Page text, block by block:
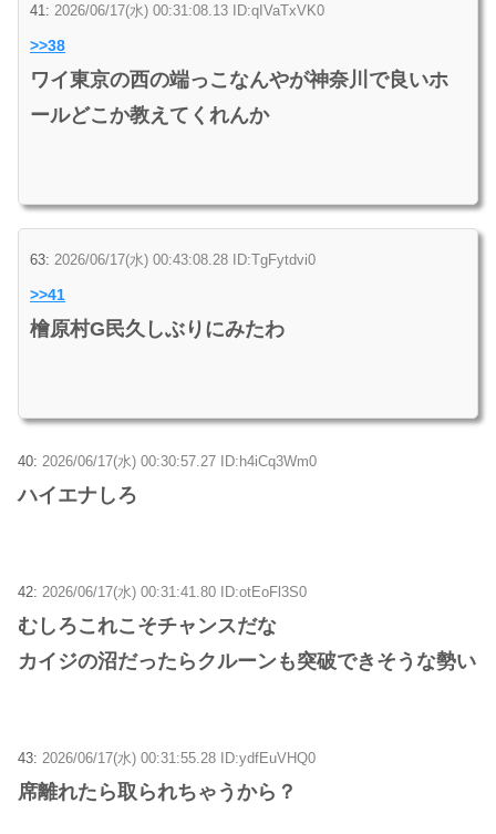
41: 2026/06/17(水) 00:31:08.13 ID:qIVaTxVK0
>>38
ワイ東京の西の端っこなんやが神奈川で良いホ
ールどこか教えてくれんか
63: 2026/06/17(水) 00:43:08.28 ID:TgFytdvi0
>>41
檜原村G民久しぶりにみたわ
40: 2026/06/17(水) 00:30:57.27 ID:h4iCq3Wm0
ハイエナしろ
42: 2026/06/17(水) 00:31:41.80 ID:otEoFl3S0
むしろこれこそチャンスだな
カイジの沼だったらクルーンも突破できそうな勢い
43: 2026/06/17(水) 00:31:55.28 ID:ydfEuVHQ0
席離れたら取られちゃうから？